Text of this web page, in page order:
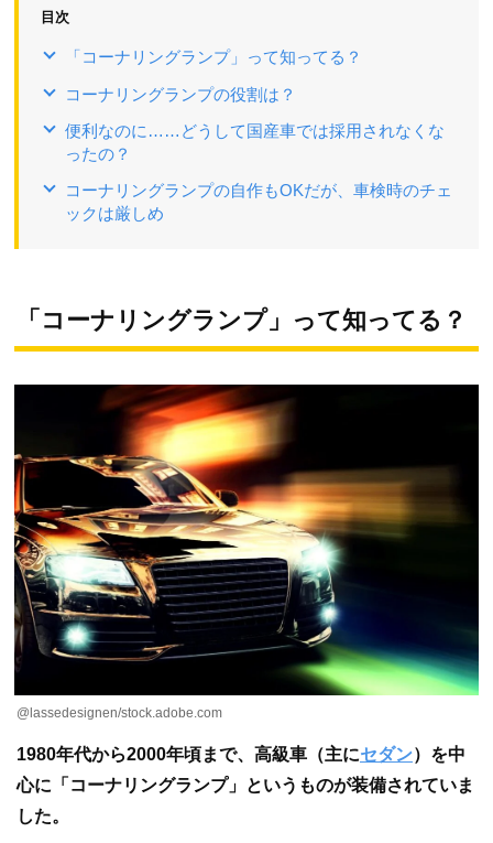
目次
「コーナリングランプ」って知ってる？
コーナリングランプの役割は？
便利なのに……どうして国産車では採用されなくな
ったの？
コーナリングランプの自作もOKだが、車検時のチェ
ックは厳しめ
「コーナリングランプ」って知ってる？
@lassedesignen/stock.adobe.com
1980年代から2000年頃まで、高級車（主にセダン）を中
心に「コーナリングランプ」というものが装備されていま
した。